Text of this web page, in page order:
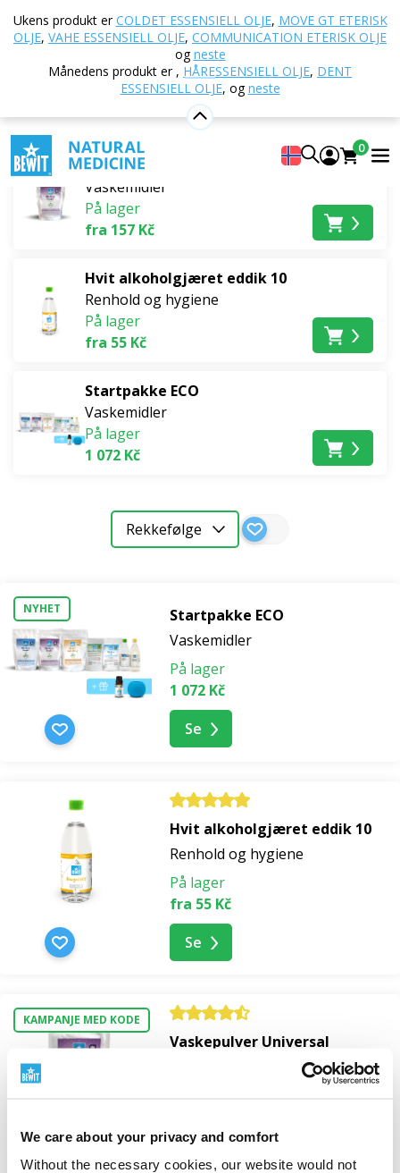
We care about your privacy and comfort
Without the necessary cookies, our website would not
Ukens produkt erCOLDET ESSENSIELL OLJE, MOVE GT ETERISK
OLJE, VAHE ESSENSIELL OLJE, COMMUNICATION ETERISK OLJE
ogneste
Månedens produkt er , HÅRESSENSIELL OLJE, DENT
ESSENSIELL OLJE, ogneste
0
Hjem E-butikk
Vaskemidler
Vaskemidler
Bestselgere
Vaskepulver Universal
Vaskemidler
På lager
fra 157 Kč
Hvit alkoholgjæret eddik 10
Renhold og hygiene
På lager
fra 55 Kč
Startpakke ECO
Vaskemidler
På lager
1 072 Kč
Rekkefølge
NYHET
Startpakke ECO
Vaskemidler
På lager
1 072 Kč
Se
Hvit alkoholgjæret eddik 10
Renhold og hygiene
På lager
fra 55 Kč
Se
KAMPANJE MED KODE
Vaskepulver Universal
Se